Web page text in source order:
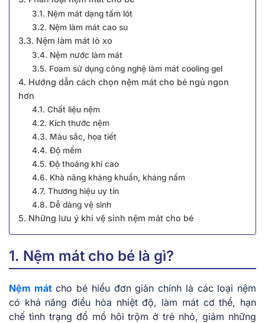
3.1. Nệm mát dạng tấm lót
3.2. Nệm làm mát cao su
3.3. Nệm làm mát lò xo
3.4. Nệm nước làm mát
3.5. Foam sử dụng công nghệ làm mát cooling gel
4. Hướng dẫn cách chọn nệm mát cho bé ngủ ngon
hơn
4.1. Chất liệu nệm
4.2. Kích thước nệm
4.3. Màu sắc, họa tiết
4.4. Độ mềm
4.5. Độ thoáng khí cao
4.6. Khả năng kháng khuẩn, kháng nấm
4.7. Thương hiệu uy tín
4.8. Dễ dàng vệ sinh
5. Những lưu ý khi vệ sinh nệm mát cho bé
1. Nệm mát cho bé là gì?
Nệm mátcho bé hiểu đơn giản chính là các loại nệm
có khả năng điều hòa nhiệt độ, làm mát cơ thể, hạn
chế tình trạng đổ mồ hôi trộm ở trẻ nhỏ, giảm những